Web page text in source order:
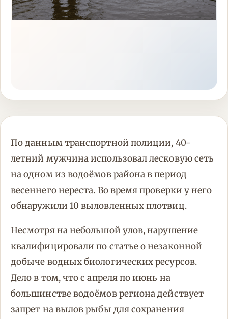
По данным транспортной полиции, 40-
летний мужчина использовал лесковую сеть
на одном из водоёмов района в период
весеннего нереста. Во время проверки у него
обнаружили 10 выловленных плотвиц.
Несмотря на небольшой улов, нарушение
квалифицировали по статье о незаконной
добыче водных биологических ресурсов.
Дело в том, что с апреля по июнь на
большинстве водоёмов региона действует
запрет на вылов рыбы для сохранения